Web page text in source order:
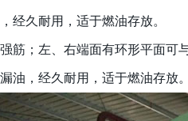
经久耐用，适于燃油存放。
筋；左、右端面有环形平面
油，经久耐用，适于燃油存放。